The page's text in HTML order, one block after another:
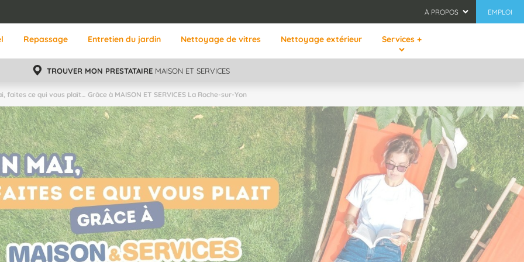
À PROPOS EMPLOI
Repassage Entretien du jardin Nettoyage de vitres Nettoyage extérieur Services +
TROUVER MON PRESTATAIRE MAISON ET SERVICES
faites ce qui vous plaît… Grâce à MAISON ET SERVICES La Roche-sur-Yon